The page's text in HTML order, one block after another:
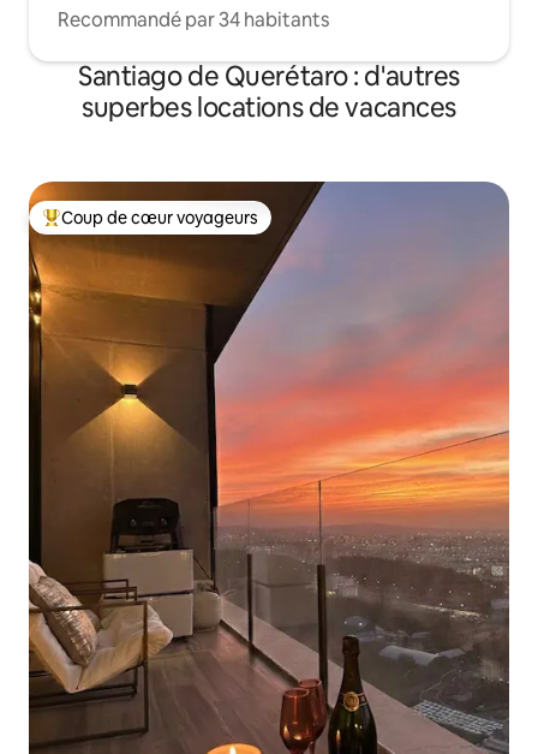
Recommandé par 34 habitants
Santiago de Querétaro : d'autres
superbes locations de vacances
Coups de cœur voyageurs les plus appréciés
Coup de cœur voyageurs